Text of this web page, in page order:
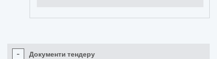
- Документи тендеру